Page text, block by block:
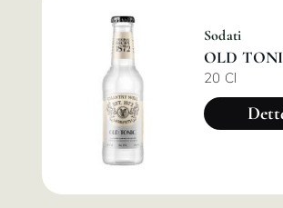
Sodati
OLD
20 Cl